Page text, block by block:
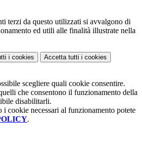
terzi da questo utilizzati si avvalgono di
ed utili alle finalità illustrate nella
i cookies Accetta tutti i cookies
scegliere quali cookie consentire.
che consentono il funzionamento della
disabilitarli.
i cookie necessari al funzionamento potete
.